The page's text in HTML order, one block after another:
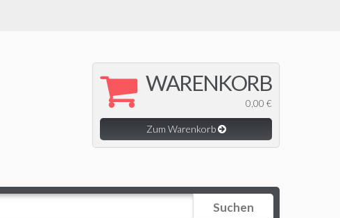
WARENKORB
0,00 €
Zum Warenkorb
Suchen